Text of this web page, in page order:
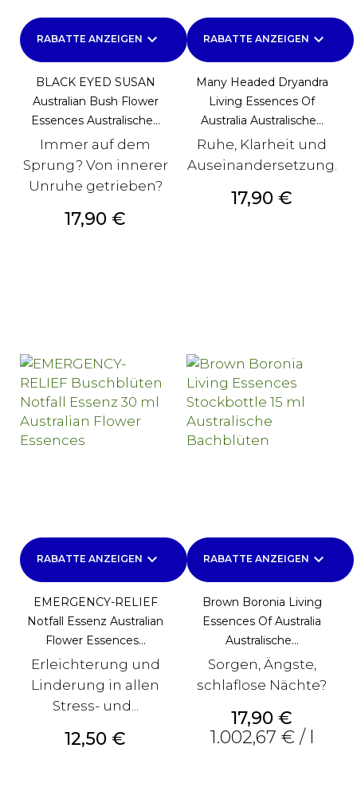
RABATTE ANZEIGEN keyboard_arrow_down
BLACK EYED SUSAN
Australian Bush Flower
Essences Australische...
Immer auf dem
Sprung? Von innerer
Unruhe getrieben?
Preis
17,90 €
RABATTE ANZEIGEN keyboard_arrow_down
Many Headed Dryandra
Living Essences Of
Australia Australische...
Ruhe, Klarheit und
Auseinandersetzung.
Preis
17,90 €
RABATTE ANZEIGEN keyboard_arrow_down
EMERGENCY-RELIEF
Notfall Essenz Australian
Flower Essences...
Erleichterung und
Linderung in allen
Stress- und...
Preis
12,50 €
RABATTE ANZEIGEN keyboard_arrow_down
Brown Boronia Living
Essences Of Australia
Australische...
Sorgen, Ängste,
schlaflose Nächte?
Preis
17,90 €
1.002,67 € / l